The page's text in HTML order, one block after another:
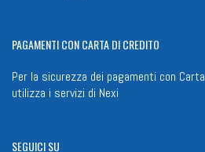
PAGAMENTICON CARTA DI CREDITO
Per la sicurezza dei pagamenti con
utilizza i servizi di Nexi
SEGUICISU